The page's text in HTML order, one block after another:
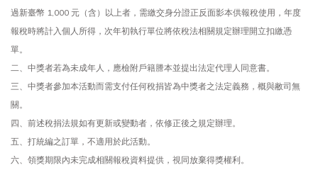
過新臺幣 1,000 元（含）以上者，需繳交身分證正反面影本供報稅使用，年度
報稅時將計入個人所得，次年初執行單位將依稅法相關規定辦理開立扣繳憑
單。
二、中獎者若為未成年人，應檢附戶籍謄本並提出法定代理人同意書。
三、中獎者參加本活動而需支付任何稅捐皆為中獎者之法定義務，概與敝司無
關。
四、前述稅捐法規如有更新或變動者，依修正後之規定辦理。
五、打統編之訂單，不適用於此活動。
六、領獎期限內未完成相關報稅資料提供，視同放棄得獎權利。